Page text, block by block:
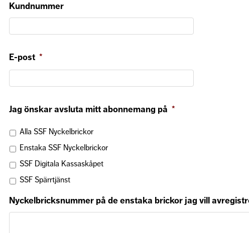
Kundnummer
E-post *
Jag önskar avsluta mitt abonnemang på *
Alla SSF Nyckelbrickor
Enstaka SSF Nyckelbrickor
SSF Digitala Kassaskåpet
SSF Spärrtjänst
Nyckelbricksnummer på de enstaka brickor jag vill